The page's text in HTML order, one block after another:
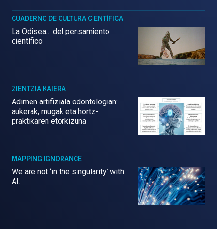
CUADERNO DE CULTURA CIENTÍFICA
La Odisea… del pensamiento
científico
ZIENTZIA KAIERA
Adimen artifiziala odontologian:
aukerak, mugak eta hortz-
praktikaren etorkizuna
MAPPING IGNORANCE
We are not ‘in the singularity’ with
AI.